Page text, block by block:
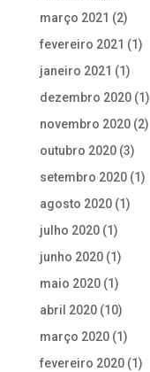
março 2021 (2)
fevereiro 2021 (1)
janeiro 2021 (1)
dezembro 2020(1)
novembro 2020(2)
outubro 2020(3)
setembro 2020(1)
agosto 2020(1)
julho 2020(1)
junho 2020(1)
maio 2020(1)
abril 2020(10)
março 2020(1)
fevereiro 2020(1)